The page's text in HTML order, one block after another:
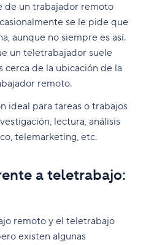
de un trabajador remoto
se le pide que
aunque no siempre es así.
un teletrabajador suele
cerca de la ubicación de la
remoto.
ideal para tareas o trabajos
lectura, análisis
telemarketing, etc.
a teletrabajo:
remoto y el teletrabajo
existen algunas